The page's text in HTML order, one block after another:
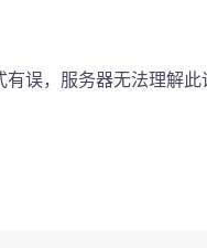
有误，服务器无法理解